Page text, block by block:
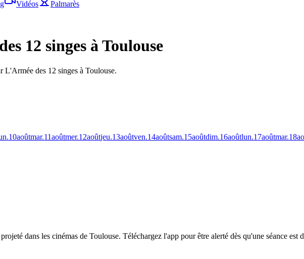
Vidéos
Palmarès
12 singes à Toulouse
L'Armée des 12 singes à Toulouse.
10aoûtmar.11aoûtmer.12aoûtjeu.13aoûtven.14aoûtsam.15aoûtdim.16aoûtlun.17aoûtmar.18
dans les cinémas de Toulouse. Téléchargez l'app pour être alerté dès qu'une séance est